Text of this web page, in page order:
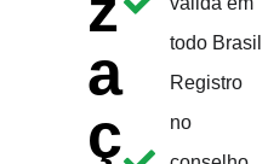
a
ç
todo Brasil
Registro
no